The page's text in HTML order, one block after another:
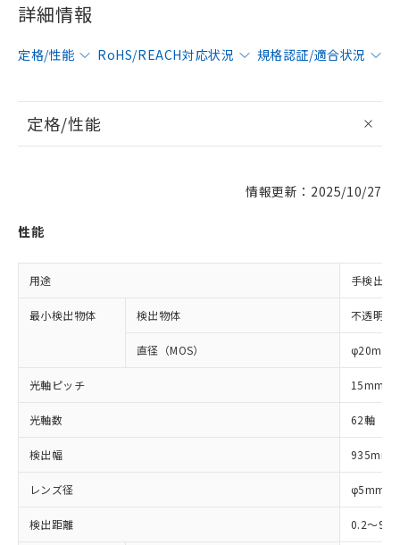
詳細情報
定格/性能 RoHS/REACH対応状況 規格認証/適合状況
定格/性能
情報更新：2025/10/27
性能
用途 手検出用
最小検出物体 検出物体 不透明体
直径（MOS） φ20mm
光軸ピッチ 15mm
光軸数 62軸
検出幅 935mm
レンズ径 φ5mm
検出距離 0.2～9m